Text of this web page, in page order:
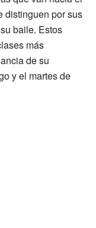
distinguen por sus
baile. Estos
más
de su
y el martes de